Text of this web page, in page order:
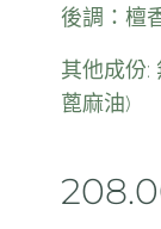
後調：檀
其他成份:
蓖麻油)